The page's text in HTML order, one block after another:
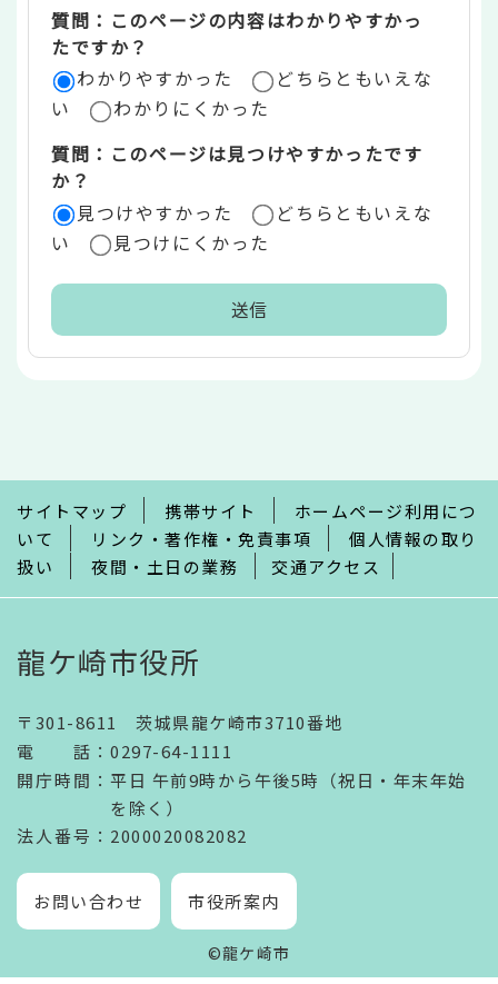
リ
ア
質問：このページの内容はわかりやすかっ
たですか？
わかりやすかった
どちらともいえな
い
わかりにくかった
質問：このページは見つけやすかったです
か？
見つけやすかった
どちらともいえな
い
見つけにくかった
で
サイトマップ 携帯サイト
ホームページ利用につ
いて
リンク・著作権・免責事項
個人情報の取り
扱い
夜間・土日の業務 交通アクセス
龍ケ崎市役所
〒301-8611 茨城県龍ケ崎市3710番地
電話 ： 0297-64-1111
開庁時間 ： 平日 午前9時から午後5時（祝日・年末年始
を除く）
法人番号 ：2000020082082
お問い合わせ 市役所案内
©龍ケ崎市